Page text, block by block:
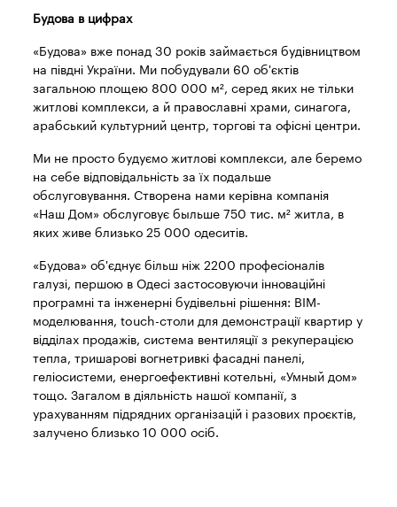
Будова в цифрах
«Будова» вже понад 30 років займається будівництвом
на півдні України. Ми побудували 60 об'єктів
загальною площею 800 000 м², серед яких не тільки
житлові комплекси, а й православні храми, синагога,
арабський культурний центр, торгові та офісні центри.
Ми не просто будуємо житлові комплекси, але беремо
на себе відповідальність за їх подальше
обслуговування. Створена нами керівна компанія
«Наш Дом» обслуговує быльше 750 тис. м² житла, в
яких живе близько 25 000 одеситів.
«Будова» об'єднує більш ніж 2200 професіоналів
галузі, першою в Одесі застосовуючи інноваційні
програмні та інженерні будівельні рішення: BIM-
моделювання, touch-столи для демонстрації квартир у
відділах продажів, система вентиляції з рекуперацією
тепла, тришарові вогнетривкі фасадні панелі,
геліосистеми, енергоефективні котельні, «Умный дом»
тощо. Загалом в діяльність нашої компанії, з
урахуванням підрядних організацій і разових проєктів,
залучено близько 10 000 осіб.